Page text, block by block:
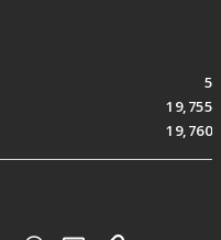
5
19,755
19,760